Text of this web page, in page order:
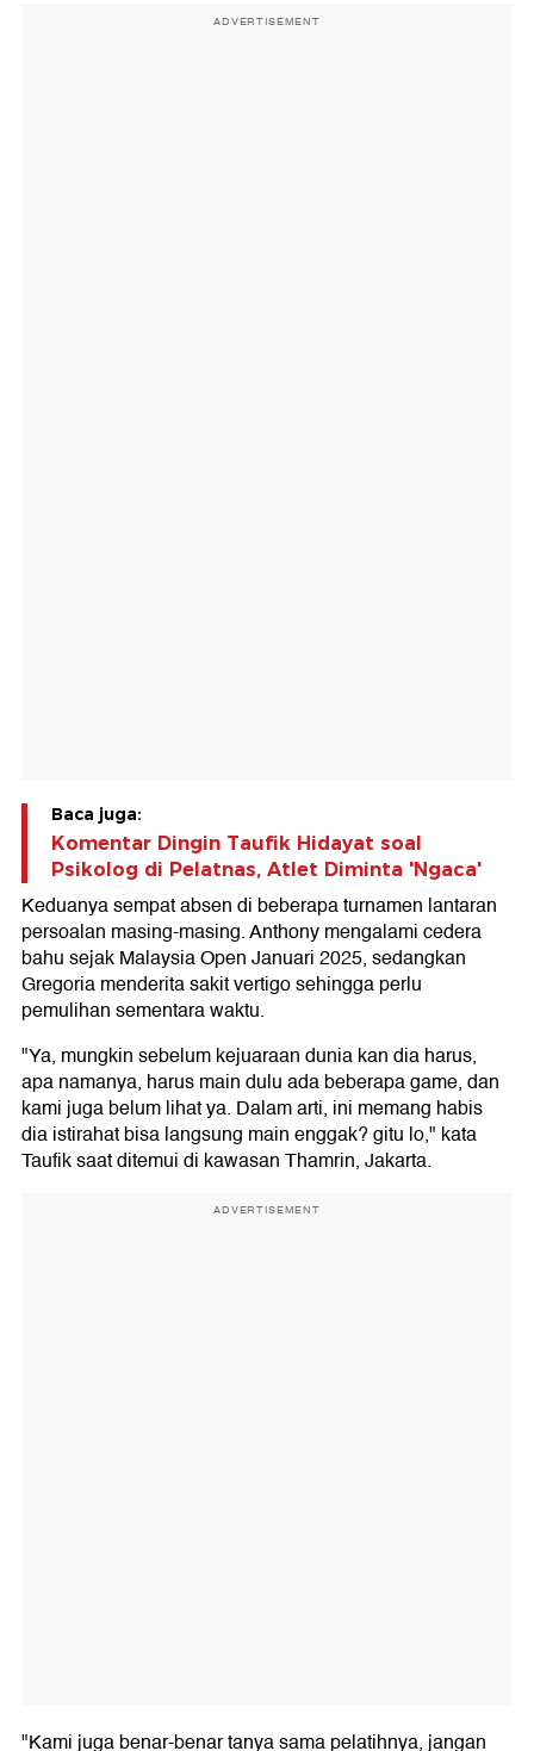
ADVERTISEMENT
Baca juga:
Komentar Dingin Taufik Hidayat soal
Psikolog di Pelatnas, Atlet Diminta 'Ngaca'
Keduanya sempat absen di beberapa turnamen lantaran
persoalan masing-masing. Anthony mengalami cedera
bahu sejak Malaysia Open Januari 2025, sedangkan
Gregoria menderita sakit vertigo sehingga perlu
pemulihan sementara waktu.
"Ya, mungkin sebelum kejuaraan dunia kan dia harus,
apa namanya, harus main dulu ada beberapa game, dan
kami juga belum lihat ya. Dalam arti, ini memang habis
dia istirahat bisa langsung main enggak? gitu lo," kata
Taufik saat ditemui di kawasan Thamrin, Jakarta.
ADVERTISEMENT
"Kami juga benar-benar tanya sama pelatihnya, jangan